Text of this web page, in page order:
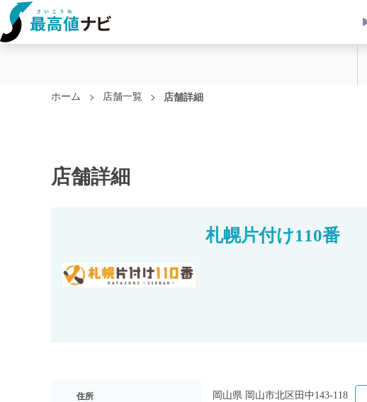
ホーム 店舗一覧 店舗詳細
店舗詳細
札幌片付け110番
住所 岡山県 岡山市北区田中143-118